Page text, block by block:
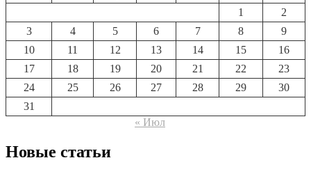
1
2
3
4 5 6 7 8
9
10
11 12 13 14 15
16
17
18 19 20 21 22
23
24
25 26 27 28 29
30
31
« Июл
Новые статьи